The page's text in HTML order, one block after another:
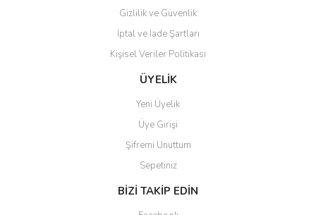
Gizlilik ve Güvenlik
İptal ve İade Şartları
Kişisel Veriler Politikası
ÜYELİK
Yeni Üyelik
Üye Girişi
Şifremi Unuttum
Sepetiniz
BİZİ TAKİP EDİN